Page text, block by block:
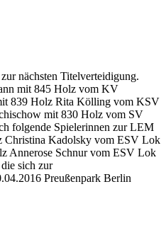
nächsten Titelverteidigung.
mit 845 Holz vom KV
839 Holz Rita Kölling vom KSV
mit 830 Holz vom SV
folgende Spielerinnen zur LEM
Christina Kadolsky vom ESV Lok
Annerose Schnur vom ESV Lok
sich zur
Preußenpark Berlin